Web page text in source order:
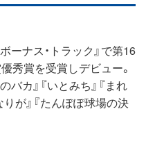
ーナス・トラック』で第16
秀賞を受賞しデビュー。
バカ』『いとみち』『まれ
が』『たんぽぽ球場の決